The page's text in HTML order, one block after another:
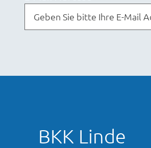
BKK Linde